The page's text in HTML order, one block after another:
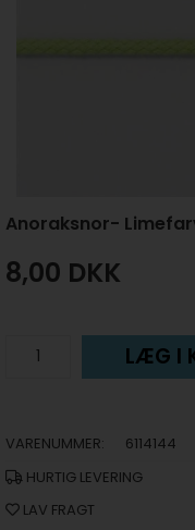
Anoraksnor-
8,00 DKK
LÆG I
VARENUMMER:
6114144
HURTIG LEVERING
LAV FRAGT